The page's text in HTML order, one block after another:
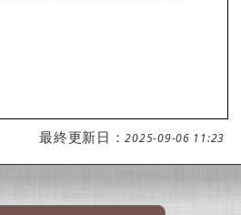
最終更新日：2025-09-06 11:23